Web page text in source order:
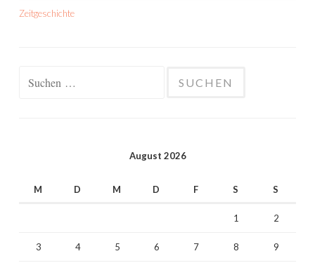
Zeitgeschichte
August 2026
M D M D F S S
1 2
3 4 5 6 7 8 9